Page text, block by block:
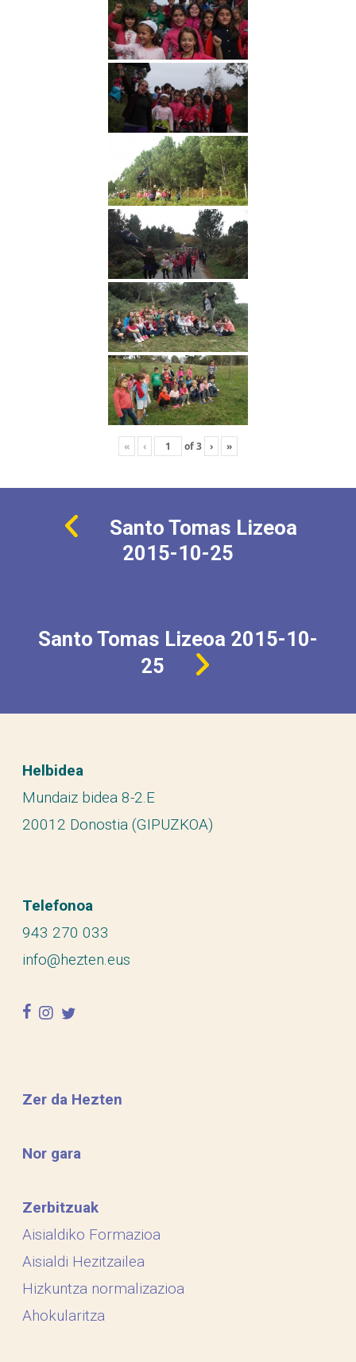
« ‹ of3 › »
Santo Tomas Lizeoa
2015-10-25
Santo Tomas Lizeoa 2015-10-
25
Helbidea
Mundaiz bidea 8-2.E
20012 Donostia (GIPUZKOA)
Telefonoa
943 270 033
info@hezten.eus
facebook
instagram
twitter
Zer da Hezten
Nor gara
Zerbitzuak
Aisialdiko Formazioa
Aisialdi Hezitzailea
Hizkuntza normalizazioa
Ahokularitza